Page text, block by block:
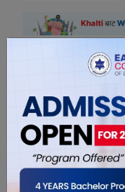
सम्बंधित खबरहरु